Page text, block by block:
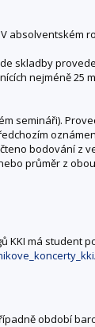
absolventském
skladby
nejméně 25
semináři).
bodování z
průměr z
KKI má student
období